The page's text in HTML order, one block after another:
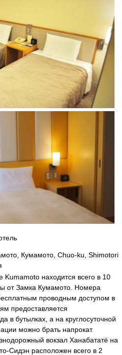
Кумамото, Chuo-ku, Shimotori
Kumamoto находится всего в 10
от Замка Кумамото. Номера
проводным доступом в
предоставляется
в бутылках, а на круглосуточной
можно брать напрокат
вокзал Ханабататё на
Сидэн расположен всего в 2